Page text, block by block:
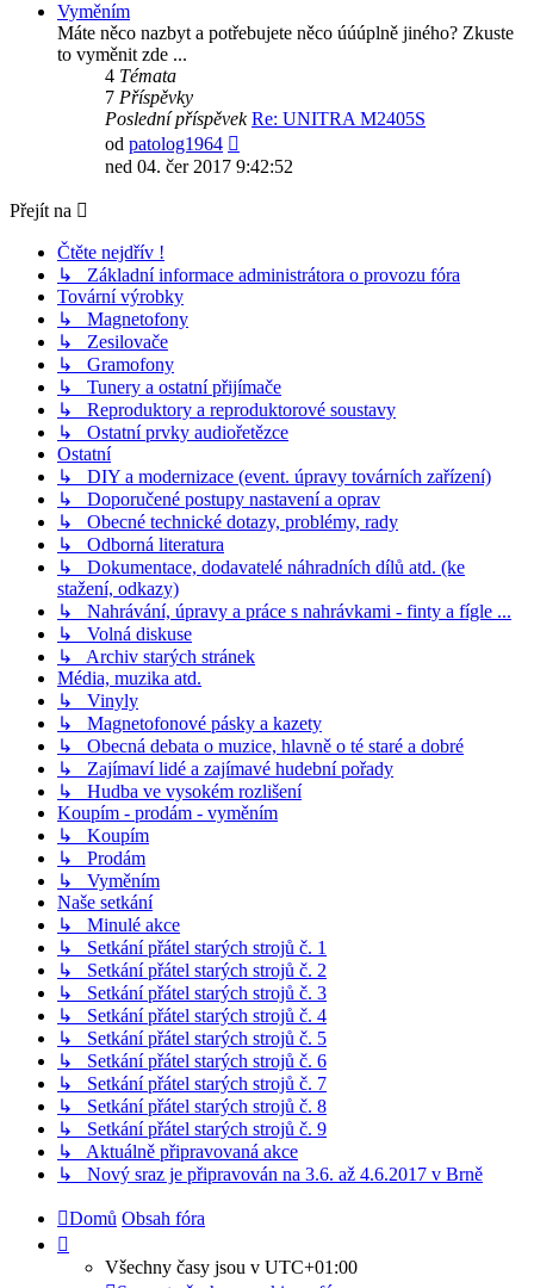
Vyměním
Máte něco nazbyt a potřebujete něco úúúplně jiného? Zkuste
to vyměnit zde ...
4 Témata
7 Příspěvky
Poslední příspěvek Re: UNITRA M2405S
od patolog1964
poslední
ned 04. čer 2017 9:42:52
Přejít na
Čtěte nejdřív !
↳ Základní informace administrátora o provozu fóra
Tovární výrobky
↳ Magnetofony
↳ Zesilovače
↳ Gramofony
↳ Tunery a ostatní přijímače
↳ Reproduktory a reproduktorové soustavy
↳ Ostatní prvky audiořetězce
Ostatní
↳ DIY a modernizace (event. úpravy továrních zařízení)
↳ Doporučené postupy nastavení a oprav
↳ Obecné technické dotazy, problémy, rady
↳ Odborná literatura
↳ Dokumentace, dodavatelé náhradních dílů atd. (ke
stažení, odkazy)
↳ Nahrávání, úpravy a práce s nahrávkami - finty a fígle ...
↳ Volná diskuse
↳ Archiv starých stránek
Média, muzika atd.
↳ Vinyly
↳ Magnetofonové pásky a kazety
↳ Obecná debata o muzice, hlavně o té staré a dobré
↳ Zajímaví lidé a zajímavé hudební pořady
↳ Hudba ve vysokém rozlišení
Koupím - prodám - vyměním
↳ Koupím
↳ Prodám
↳ Vyměním
Naše setkání
↳ Minulé akce
↳ Setkání přátel starých strojů č. 1
↳ Setkání přátel starých strojů č. 2
↳ Setkání přátel starých strojů č. 3
↳ Setkání přátel starých strojů č. 4
↳ Setkání přátel starých strojů č. 5
↳ Setkání přátel starých strojů č. 6
↳ Setkání přátel starých strojů č. 7
↳ Setkání přátel starých strojů č. 8
↳ Setkání přátel starých strojů č. 9
↳ Aktuálně připravovaná akce
↳ Nový sraz je připravován na 3.6. až 4.6.2017 v Brně
Domů Obsah fóra
Všechny časy jsou v UTC+01:00